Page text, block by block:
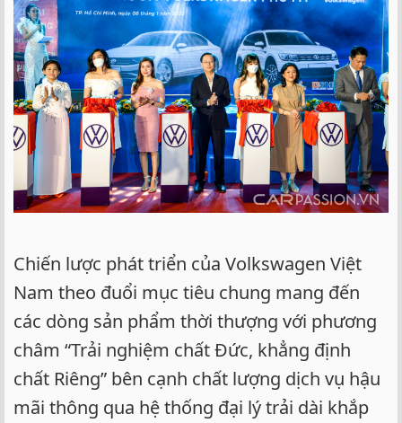
Chiến lược phát triển của Volkswagen Việt
Nam theo đuổi mục tiêu chung mang đến
các dòng sản phẩm thời thượng với phương
châm “Trải nghiệm chất Đức, khẳng định
chất Riêng” bên cạnh chất lượng dịch vụ hậu
mãi thông qua hệ thống đại lý trải dài khắp